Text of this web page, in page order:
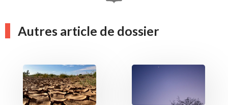
Autres article de dossier